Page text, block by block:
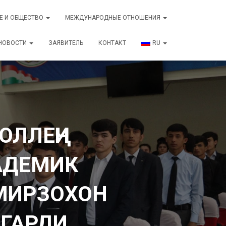
И ОБЩЕСТВО МЕЖДУНАРОДНЫЕ ОТНОШЕНИЯ
ЗАЯВИТЕЛЬ КОНТАКТ RU